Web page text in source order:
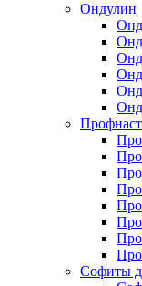
Ондулин
Софиты